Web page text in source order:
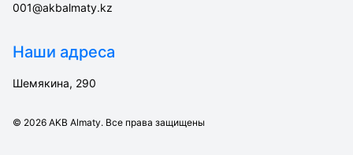
001@akbalmaty.kz
Наши адреса
Шемякина, 290
© 2026 AKB Almaty. Все права защищены